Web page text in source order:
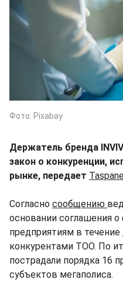
Фото: Pixabay
Держатель бренда
закон о конкуренции,
рынке, передает
Согласно сообщению
основании соглашения о
предприятиям в
конкурентами ТОО. По
пострадали порядка 16
субъектов мегаполиса.